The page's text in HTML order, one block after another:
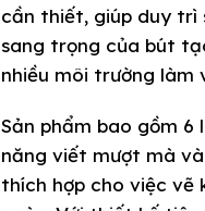
cần thiết, giúp duy trì
sang trọng của bút
nhiều môi trường làm
Sản phẩm bao gồm 6
năng viết mượt mà
thích hợp cho việc vẽ